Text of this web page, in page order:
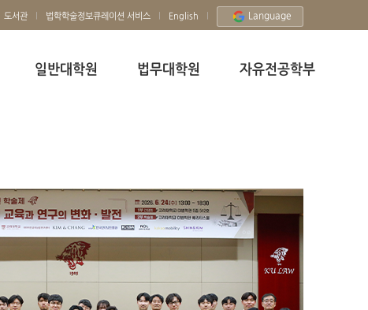
도서관 법학학술정보큐레이션 서비스 English Language
일반대학원 법무대학원 자유전공학부